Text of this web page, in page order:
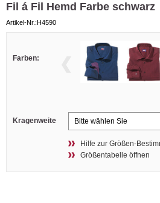
Fil á Fil Hemd Farbe schwarz
Artikel-Nr.:H4590
Farben:
Kragenweite
Hilfe zur Größen-
Größentabelle öffnen